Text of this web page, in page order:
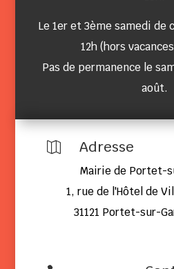
Le 1er et 3ème samedi de
12h (hors
Pas de permanence le
août.
 Adresse
Mairie de Portet-
1, rue de l'Hôtel de
31121 Portet-sur-